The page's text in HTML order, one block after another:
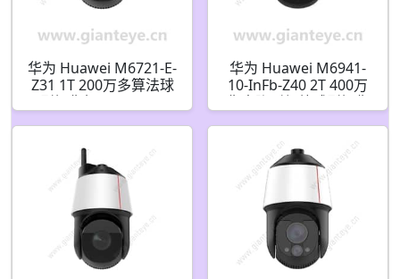
华为 Huawei M6721-E-
Z31 1T 200万多算法球
型摄像机 02412022
华为 Huawei M6941-
10-InFb-Z40 2T 400万
像素隐形红外球型摄像